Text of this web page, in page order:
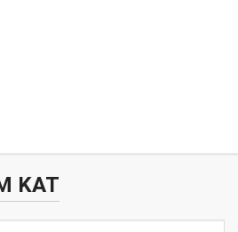
KAT